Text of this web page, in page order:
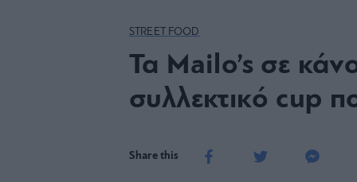
STREET FOOD
Τα Mailo’s σε
συλλεκτικό cup
Share this